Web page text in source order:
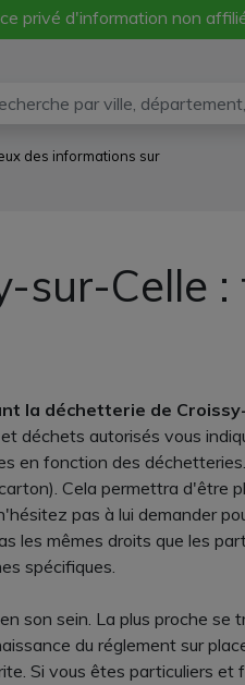
privé d'information non
des informations sur
sur-Celle
la déchetterie de
déchets autorisés vous
en fonction des
Cela permettra d'être
pas à lui demander
les mêmes droits que les
spécifiques.
son sein. La plus proche se
du réglement sur
Si vous êtes particuliers